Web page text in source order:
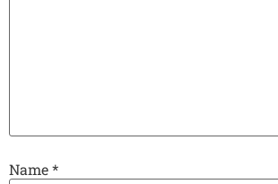
Name*